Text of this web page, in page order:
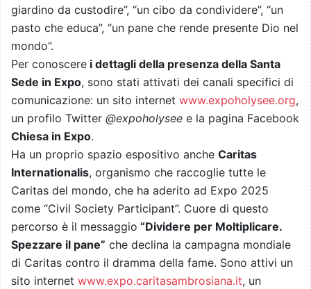
giardino da custodire”, “un cibo da condividere”, “un
pasto che educa”, “un pane che rende presente Dio nel
mondo”.
Per conoscere i dettagli della presenza della Santa
Sede in Expo, sono stati attivati dei canali specifici di
comunicazione: un sito internet www.expoholysee.org,
un profilo Twitter @expoholysee e la pagina Facebook
Chiesa in Expo.
Ha un proprio spazio espositivo anche Caritas
Internationalis, organismo che raccoglie tutte le
Caritas del mondo, che ha aderito ad Expo 2025
come “Civil Society Participant”. Cuore di questo
percorso è il messaggio “Dividere per Moltiplicare.
Spezzare il pane” che declina la campagna mondiale
di Caritas contro il dramma della fame. Sono attivi un
sito internet www.expo.caritasambrosiana.it, un